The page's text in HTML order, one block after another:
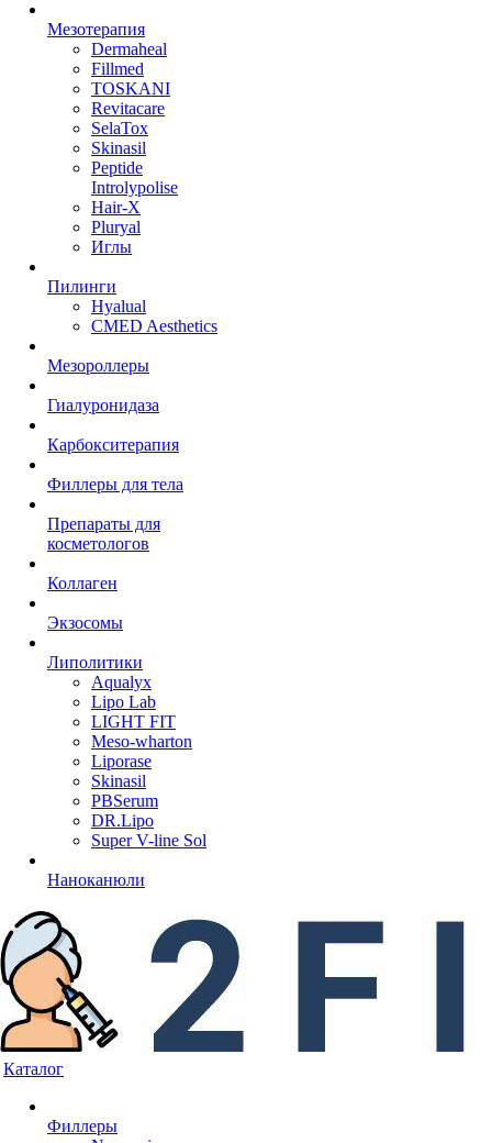
Мезотерапия
Dermaheal
Fillmed
TOSKANI
Revitacare
SelaTox
Skinasil
Peptide
Introlypolise
Hair-X
Pluryal
Иглы
Пилинги
Hyalual
CMED Aesthetics
Мезороллеры
Гиалуронидаза
Карбокситерапия
Филлеры для тела
Препараты для
косметологов
Коллаген
Экзосомы
Липолитики
Aqualyx
Lipo Lab
LIGHT FIT
Meso-wharton
Liporase
Skinasil
PBSerum
DR.Lipo
Super V-line Sol
Наноканюли
Каталог
Филлеры